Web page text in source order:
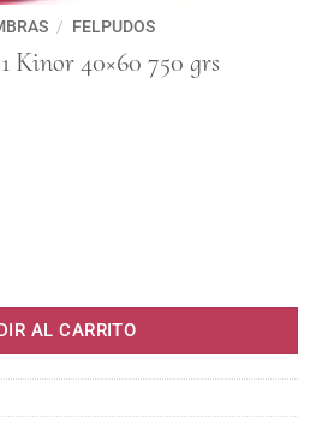
/ FELPUDOS
Kinor 40×60 750 grs
AL CARRITO